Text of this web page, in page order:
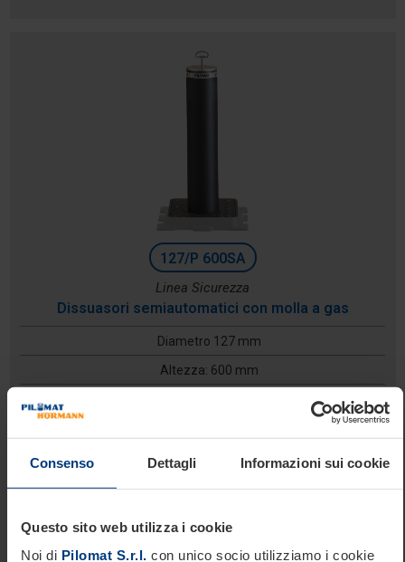
Consenso Dettagli Informazioni sui cookie
Questo sito web utilizza i cookie
Noi di Pilomat S.r.l. con unico socio utilizziamo i cookie
127/P 600SA
Linea Sicurezza
Dissuasori semiautomatici con molla a gas
Diametro 127 mm
Altezza: 600 mm